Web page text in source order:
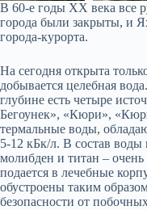
В 60-е годы XX века все
города были закрыты, и
города-курорта.
На сегодня открыта
добывается целебная
глубине есть четыре
Бегоунек», «Кюри»,
термальные воды,
5-12 кБк/л. В состав
молибден и титан –
подается в лечебные
обустроены таким
безопасности от